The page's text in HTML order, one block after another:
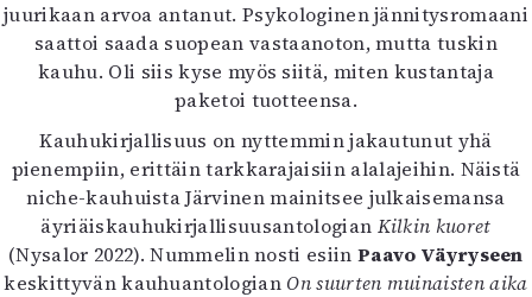
juurikaan arvoa antanut. Psykologinen jännitysromaani
saattoi saada suopean vastaanoton, mutta tuskin
kauhu. Oli siis kyse myös siitä, miten kustantaja
paketoi tuotteensa.
Kauhukirjallisuus on nyttemmin jakautunut yhä
pienempiin, erittäin tarkkarajaisiin alalajeihin. Näistä
niche-kauhuista Järvinen mainitsee julkaisemansa
äyriäiskauhukirjallisuusantologian Kilkin kuoret
(Nysalor 2022). Nummelin nosti esiinPaavo Väyryseen
keskittyvän kauhuantologian On suurten muinaisten aika